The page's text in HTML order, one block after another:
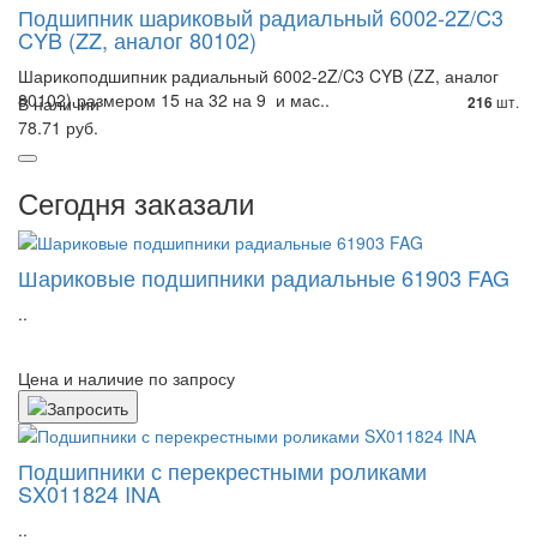
Подшипник шариковый радиальный 6002-2Z/C3
CYB (ZZ, аналог 80102)
Шарикоподшипник радиальный 6002-2Z/C3 CYB (ZZ, аналог
80102) размером 15 на 32 на 9 и мас..
В наличии 216 шт.
78.71 руб.
Сегодня заказали
Шариковые подшипники радиальные 61903 FAG
..
Цена и наличие по запросу
Подшипники с перекрестными роликами
SX011824 INA
..